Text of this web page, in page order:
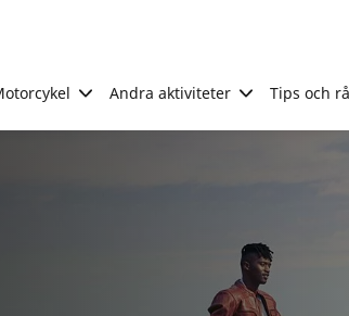
Andra aktiviteter Tips och